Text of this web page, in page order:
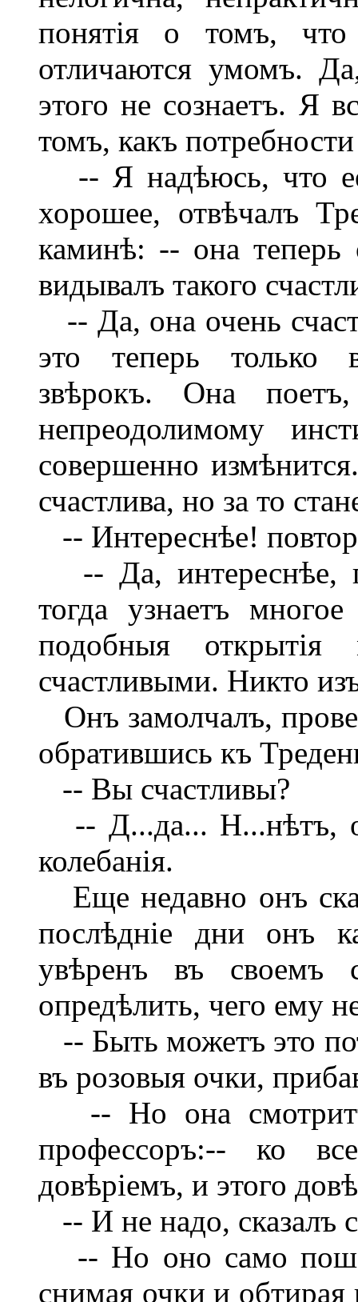
понятія о томъ,
отличаются умомъ.
этого не сознаетъ. Я
томъ, какъ
-- Я надѣюсь, что
хорошее, отвѣчалъ
каминѣ: -- она теперь
видывалъ такого
-- Да, она очень
это теперь только
звѣрокъ. Она
непреодолимому
совершенно
счастлива, но за то
-- Интереснѣе!
-- Да, интереснѣе,
тогда узнаетъ
подобныя
счастливыми. Никто
Онъ замолчалъ,
обратившись къ
-- Вы счастливы?
-- Д...да... Н...нѣтъ,
колебанія.
Еще недавно онъ
послѣдніе дни онъ
увѣренъ въ своемъ
опредѣлить, чего ему
-- Быть можетъ это
въ розовыя очки,
-- Но она смотритъ
профессоръ:-- ко
довѣріемъ, и этого
-- И не надо, сказалъ
-- Но оно само
снимая очки и обтирая